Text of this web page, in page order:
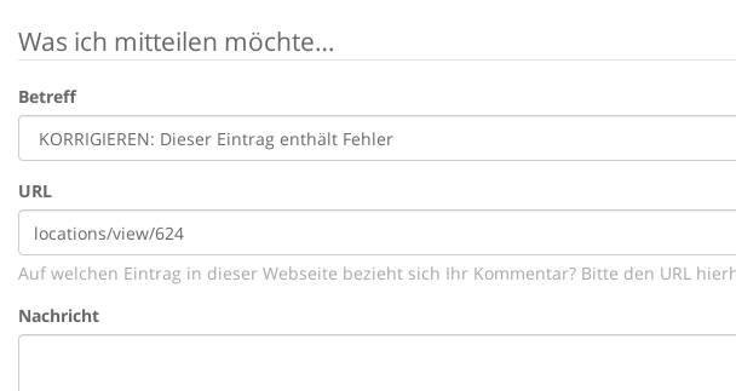
Was ich mitteilen möchte…
Betreff
URL
Auf welchen Eintrag in dieser Webseite bezieht sich Ihr Kommentar? Bitte den URL
Nachricht